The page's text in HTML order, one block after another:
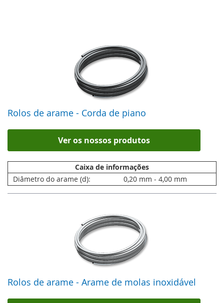
Rolos de arame - Corda de piano
Ver os nossos produtos
Caixa de informações
Diâmetro do arame (d):
0,20 mm - 4,00 mm
Rolos de arame - Arame de molas inoxidável